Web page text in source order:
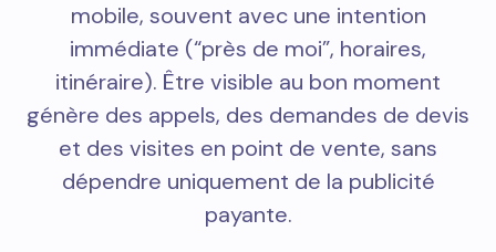
mobile, souvent avec une intention
immédiate (“près de moi”, horaires,
itinéraire). Être visible au bon moment
génère des appels, des demandes de devis
et des visites en point de vente, sans
dépendre uniquement de la publicité
payante.